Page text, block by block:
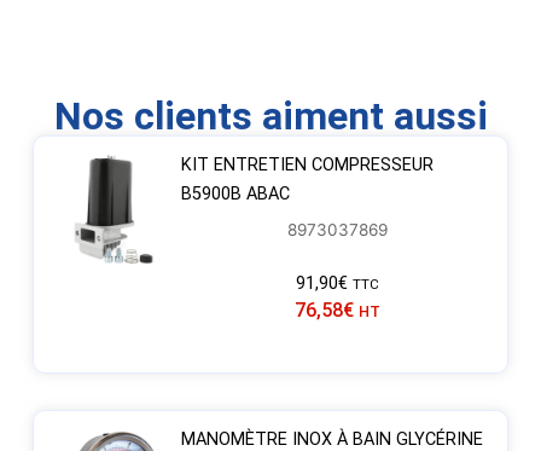
Nos clients aiment aussi
KIT ENTRETIEN COMPRESSEUR
B5900B ABAC
8973037869
91,90€ TTC
76,58€ HT
MANOMÈTRE INOX À BAIN GLYCÉRINE